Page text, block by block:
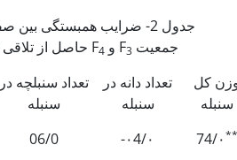
جدول 2- ضرایب همبستگی
جمعیت F 3 و F 4
حاصل از تلاقی
تعداد سنبلچه در
سنبله
تعداد دانه در
سنبله
کل
سنبله
06/0 ۰4/۰- **74/۰